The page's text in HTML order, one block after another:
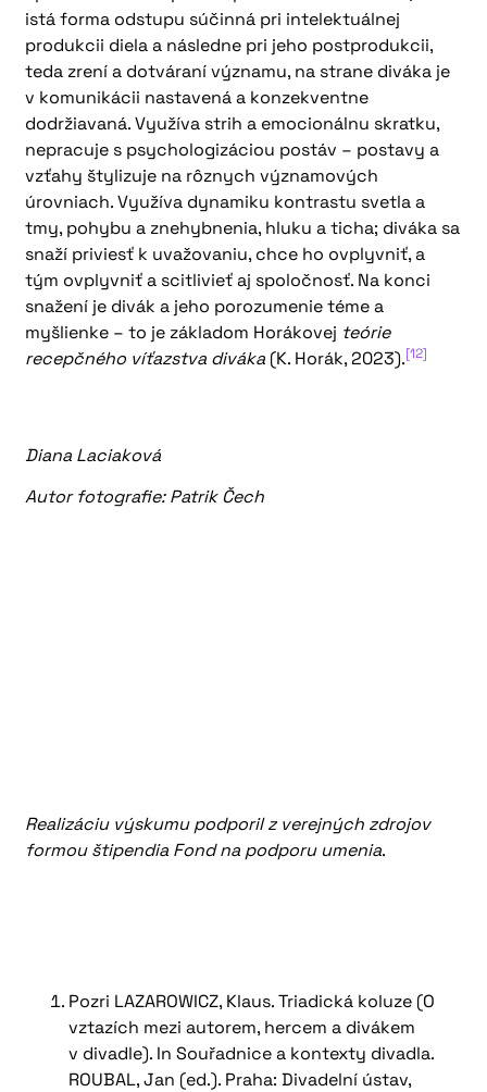
istá forma odstupu súčinná pri intelektuálnej
produkcii diela a následne pri jeho postprodukcii,
teda zrení a dotváraní významu, na strane diváka je
v komunikácii nastavená a konzekventne
dodržiavaná. Využíva strih a emocionálnu skratku,
nepracuje s psychologizáciou postáv – postavy a
vzťahy štylizuje na rôznych významových
úrovniach. Využíva dynamiku kontrastu svetla a
tmy, pohybu a znehybnenia, hluku a ticha; diváka sa
snaží priviesť k uvažovaniu, chce ho ovplyvniť, a
tým ovplyvniť a scitlivieť aj spoločnosť. Na konci
snažení je divák a jeho porozumenie téme a
myšlienke – to je základom Horákovej teórie
recepčného víťazstva diváka (K. Horák, 2023).[12]
Diana Laciaková
Autor fotografie: Patrik Čech
Realizáciu výskumu podporil z verejných zdrojov
formou štipendia Fond na podporu umenia.
Pozri LAZAROWICZ, Klaus. Triadická koluze (O
vztazích mezi autorem, hercem a divákem
v divadle). In Souřadnice a kontexty divadla.
ROUBAL, Jan (ed.). Praha: Divadelní ústav,